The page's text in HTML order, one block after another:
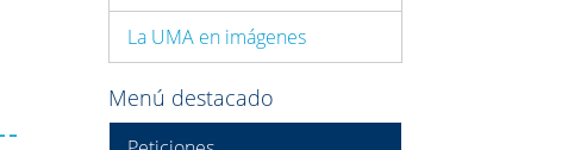
La UMA en imágenes
Menú destacado